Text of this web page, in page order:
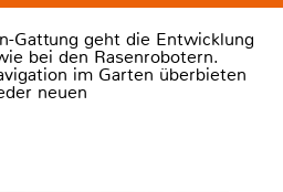
Gattung geht die Entwicklung
bei den Rasenrobotern.
im Garten überbieten
neuen